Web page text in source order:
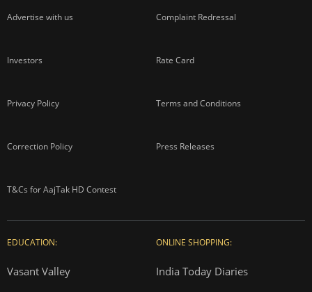
Advertise with us Complaint Redressal
Investors Rate Card
Privacy Policy Terms and Conditions
Correction Policy Press Releases
T&Cs for AajTak HD Contest
EDUCATION:
Vasant Valley
ONLINE SHOPPING:
India Today Diaries